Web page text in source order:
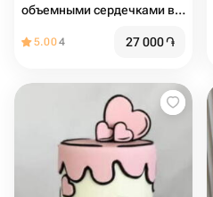
объемными сердечками в
сюрприз мужу, парню,
5.004 27 000֏